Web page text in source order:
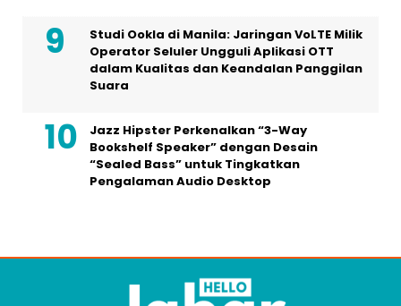
Studi Ookla di Manila: Jaringan VoLTE Milik
Operator Seluler Ungguli Aplikasi OTT
dalam Kualitas dan Keandalan Panggilan
Suara
Jazz Hipster Perkenalkan “3-Way
Bookshelf Speaker” dengan Desain
“Sealed Bass” untuk Tingkatkan
Pengalaman Audio Desktop